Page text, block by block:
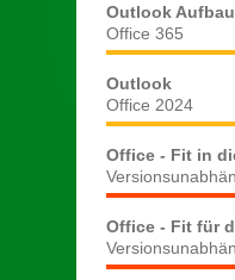
Outlook Aufbau
Office 365
Outlook
Office 2024
Office - Fit in
Office - Fit für